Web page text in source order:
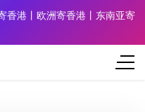
香港丨欧洲寄香港丨东南亚寄